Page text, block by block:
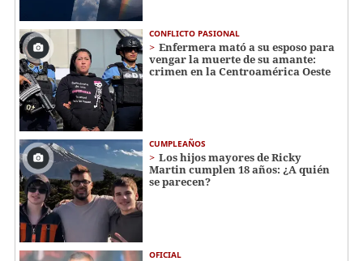
CONFLICTO PASIONAL
Enfermera mató a su esposo para
vengar la muerte de su amante:
crimen en la Centroamérica Oeste
CUMPLEAÑOS
Los hijos mayores de Ricky
Martin cumplen 18 años: ¿A quién
se parecen?
OFICIAL